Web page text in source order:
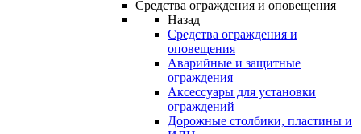
Средства ограждения и оповещения
Назад
Средства ограждения и
оповещения
Аварийные и защитные
ограждения
Аксессуары для установки
ограждений
Дорожные столбики, пластины и